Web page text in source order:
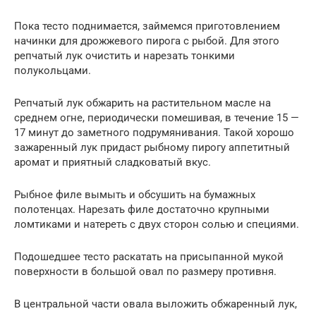
Пока тесто поднимается, займемся приготовлением
начинки для дрожжевого пирога с рыбой. Для этого
репчатый лук очистить и нарезать тонкими
полукольцами.
Репчатый лук обжарить на растительном масле на
среднем огне, периодически помешивая, в течение 15 —
17 минут до заметного подрумянивания. Такой хорошо
зажаренный лук придаст рыбному пирогу аппетитный
аромат и приятный сладковатый вкус.
Рыбное филе вымыть и обсушить на бумажных
полотенцах. Нарезать филе достаточно крупными
ломтиками и натереть с двух сторон солью и специями.
Подошедшее тесто раскатать на присыпанной мукой
поверхности в большой овал по размеру противня.
В центральной части овала выложить обжаренный лук,